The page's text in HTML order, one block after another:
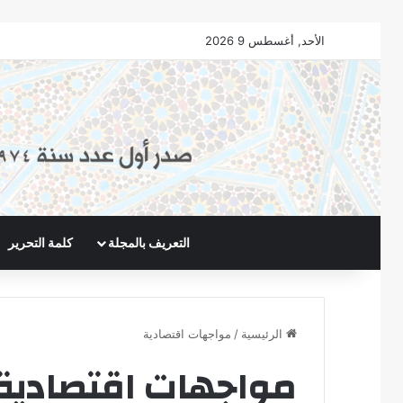
الأحد, أغسطس 9 2026
التعريف بالمجلة كلمة التحرير
الرئيسية / مواجهات اقتصادية
مواجهات